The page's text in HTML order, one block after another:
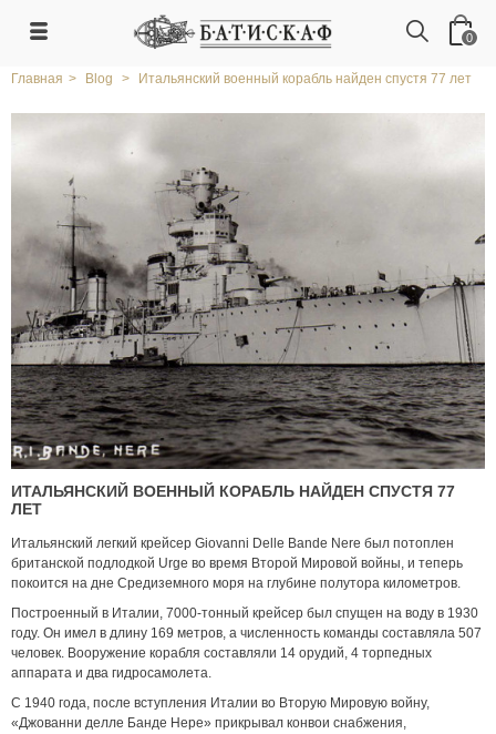
0
Главная > Blog > Итальянский военный корабль найден спустя 77 лет
ИТАЛЬЯНСКИЙ ВОЕННЫЙ КОРАБЛЬ НАЙДЕН СПУСТЯ 77
ЛЕТ
Итальянский легкий крейсер Giovanni Delle Bande Nere был потоплен
британской подлодкой Urge во время Второй Мировой войны, и теперь
покоится на дне Средиземного моря на глубине полутора километров.
Построенный в Италии, 7000-тонный крейсер был спущен на воду в 1930
году. Он имел в длину 169 метров, а численность команды составляла 507
человек. Вооружение корабля составляли 14 орудий, 4 торпедных
аппарата и два гидросамолета.
С 1940 года, после вступления Италии во Вторую Мировую войну,
«Джованни делле Банде Нере» прикрывал конвои снабжения,